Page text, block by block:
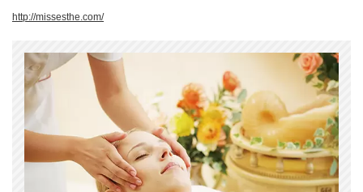
http://missesthe.com/